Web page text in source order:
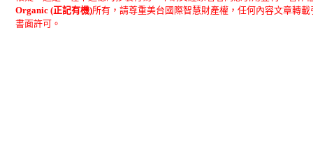
Organic (正記有機)所有，請尊重美台國際智慧財產權，任何內容文章轉
書面許可。